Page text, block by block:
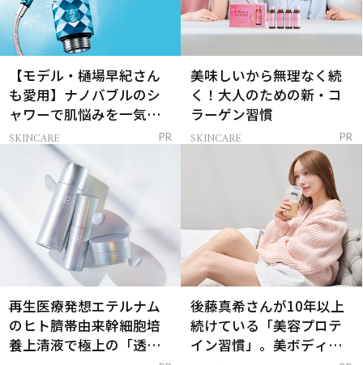
【モデル・樋場早紀さん
も愛用】ナノバブルのシ
ャワーで肌悩みを一気に
解決
SKINCARE PR
美味しいから無理なく続
く！大人のための新・コ
ラーゲン習慣
SKINCARE PR
再生医療発想エテルナム
のヒト臍帯由来幹細胞培
養上清液で極上の「透明
後藤真希さんが10年以上
続けている「美容プロテ
イン習慣」。美ボディを